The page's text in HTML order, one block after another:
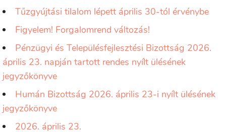
Tűzgyújtási tilalom lépett április 30-tól érvénybe
Figyelem! Forgalomrend változás!
Pénzügyi és Településfejlesztési Bizottság 2026.
április 23. napján tartott rendes nyílt ülésének
jegyzőkönyve
Humán Bizottság 2026. április 23-i nyílt ülésének
jegyzőkönyve
2026. április 23.